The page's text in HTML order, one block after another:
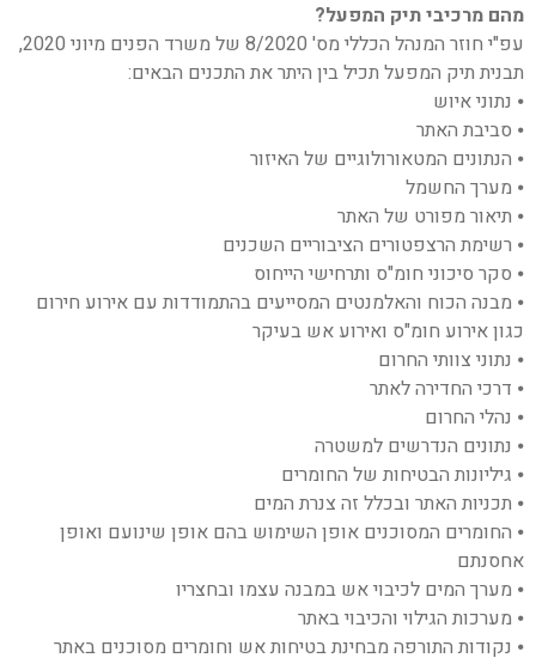
מהם מרכיבי תיק המפעל?
עפ"י חוזר המנהל הכללי מס' 8/2020 של משרד הפנים מיוני 2020,
תבנית תיק המפעל תכיל בין היתר את התכנים הבאים:
⦁ נתוני איוש
⦁ סביבת האתר
⦁ הנתונים המטאורולוגיים של האיזור
⦁ מערך החשמל
⦁ תיאור מפורט של האתר
⦁ רשימת הרצפטורים הציבוריים השכנים
⦁ סקר סיכוני חומ"ס ותרחישי הייחוס
⦁ מבנה הכוח והאלמנטים המסייעים בהתמודדות עם אירוע חירום
כגון אירוע חומ"ס ואירוע אש בעיקר
⦁ נתוני צוותי החרום
⦁ דרכי החדירה לאתר
⦁ נהלי החרום
⦁ נתונים הנדרשים למשטרה
⦁ גיליונות הבטיחות של החומרים
⦁ תכניות האתר ובכלל זה צנרת המים
⦁ החומרים המסוכנים אופן השימוש בהם אופן שינועם ואופן
אחסנתם
⦁ מערך המים לכיבוי אש במבנה עצמו ובחצריו
⦁ מערכות הגילוי והכיבוי באתר
⦁ נקודות התורפה מבחינת בטיחות אש וחומרים מסוכנים באתר